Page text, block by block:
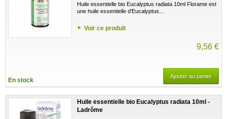
Huile essentielle bio Eucalyptus radiata 10ml Florame est
une huile essentielle d'Eucalyptus...
Voir ce produit
9,56 €
En stock
Ajouter au panier
Huile essentielle bio Eucalyptus radiata 10ml -
Ladrôme